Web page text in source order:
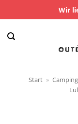
Inhalt
springen
Wir
Start » Camping